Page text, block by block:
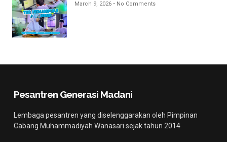
March 9, 2026 No Comments
Pesantren Generasi Madani
Lembaga pesantren yang diselenggarakan oleh Pimpinan
Cabang Muhammadiyah Wanasari sejak tahun 2014